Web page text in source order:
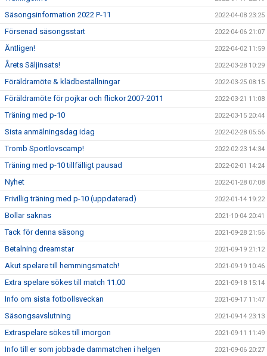
Säsongsinformation 2022 P-11 2022-04-08 23:25
Försenad säsongsstart 2022-04-06 21:07
Äntligen! 2022-04-02 11:59
Årets Säljinsats! 2022-03-28 10:29
Föräldramöte & klädbeställningar 2022-03-25 08:15
Föräldramöte för pojkar och flickor 2007-2011 2022-03-21 11:08
Träning med p-10 2022-03-15 20:44
Sista anmälningsdag idag 2022-02-28 05:56
Tromb Sportlovscamp! 2022-02-23 14:34
Träning med p-10 tillfälligt pausad 2022-02-01 14:24
Nyhet 2022-01-28 07:08
Frivillig träning med p-10 (uppdaterad) 2022-01-14 19:22
Bollar saknas 2021-10-04 20:41
Tack för denna säsong 2021-09-28 21:56
Betalning dreamstar 2021-09-19 21:12
Akut spelare till hemmingsmatch! 2021-09-19 10:46
Extra spelare sökes till match 11.00 2021-09-18 15:14
Info om sista fotbollsveckan 2021-09-17 11:47
Säsongsavslutning 2021-09-14 23:13
Extraspelare sökes till imorgon 2021-09-11 11:49
Info till er som jobbade dammatchen i helgen 2021-09-06 20:27